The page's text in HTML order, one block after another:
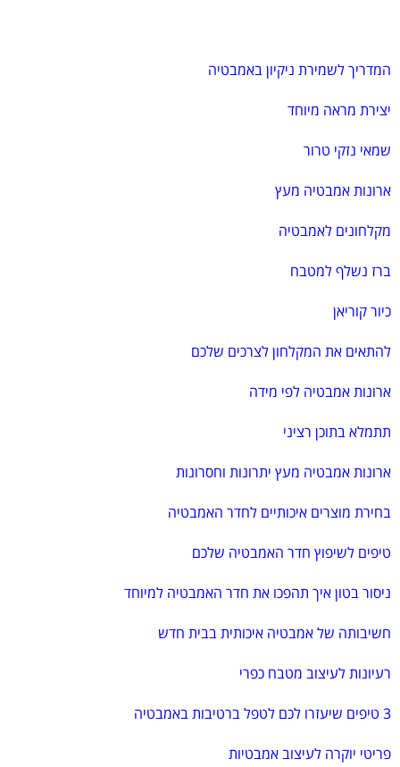
המדריך לשמירת ניקיון באמבטיה
יצירת מראה מיוחד
שמאי נזקי טרור
ארונות אמבטיה מעץ
מקלחונים לאמבטיה
ברז נשלף למטבח
כיור קוריאן
להתאים את המקלחון לצרכים שלכם
ארונות אמבטיה לפי מידה
תתמלא בתוכן רציני
ארונות אמבטיה מעץ יתרונות וחסרונות
בחירת מוצרים איכותיים לחדר האמבטיה
טיפים לשיפוץ חדר האמבטיה שלכם
ניסור בטון איך תהפכו את חדר האמבטיה למיוחד
חשיבותה של אמבטיה איכותית בבית חדש
רעיונות לעיצוב מטבח כפרי
3 טיפים שיעזרו לכם לטפל ברטיבות באמבטיה
פריטי יוקרה לעיצוב אמבטיות